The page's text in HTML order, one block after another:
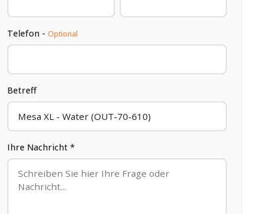
Telefon -Optional
Betreff
Ihre Nachricht *